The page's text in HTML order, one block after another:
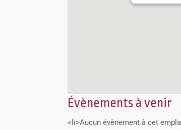
Évènements à venir
<li>Aucun évènement à cet